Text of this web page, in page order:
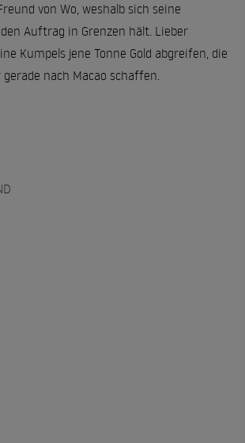
von Wo, weshalb sich seine
Auftrag in Grenzen hält. Lieber
Kumpels jene Tonne Gold abgreifen, die
nach Macao schaffen.